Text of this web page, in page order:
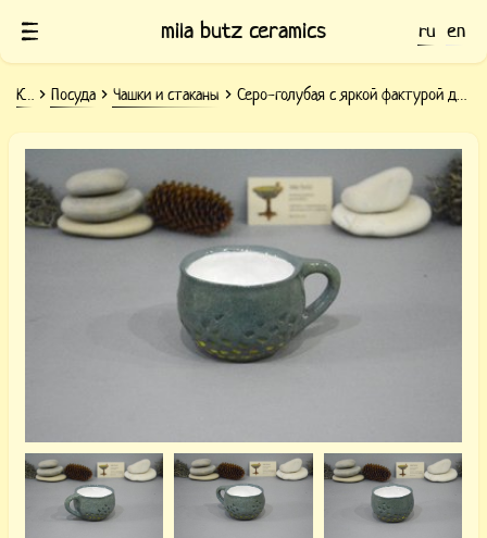
mila butz ceramics ru en
Керамика Посуда Чашки и стаканы Серо-голубая с яркой фактурой для чая или кофе 300 мл
Чашка керамическая серо-голубая